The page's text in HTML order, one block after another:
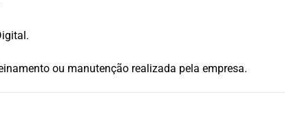
ou manutenção realizada pela empresa.